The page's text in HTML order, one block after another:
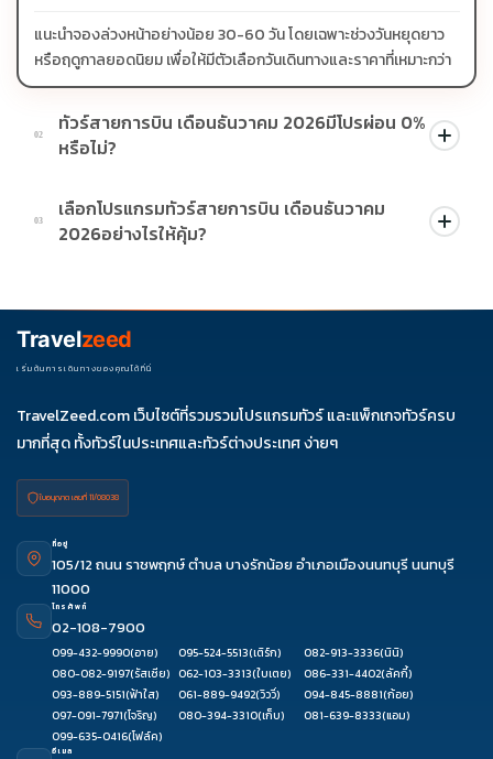
แนะนำจองล่วงหน้าอย่างน้อย 30-60 วัน โดยเฉพาะช่วงวันหยุดยาว
หรือฤดูกาลยอดนิยม เพื่อให้มีตัวเลือกวันเดินทางและราคาที่เหมาะกว่า
02
ทัวร์สายการบิน เดือนธันวาคม 2026มีโปรผ่อน 0%
หรือไม่?
บางโปรแกรมมีโปรผ่อน 0% หรือโปรโมชั่นบัตรเครดิตตามเงื่อนไขที่
บริษัทกำหนด สามารถดูสัญลักษณ์โปรโมชั่นในรายการทัวร์แต่ละ
รายการได้
03
เลือกโปรแกรมทัวร์สายการบิน เดือนธันวาคม
2026อย่างไรให้คุ้ม?
ช่วงราคา ไม่ควรเทียบจากราคาต่ำสุดเพียงอย่างเดียว
Travelzeed
เริ่มต้นการเดินทางของคุณได้ที่นี่
TravelZeed.com เว็บไซต์ที่รวมรวมโปรแกรมทัวร์ และแพ็กเกจทัวร์ครบ
มากที่สุด ทั้งทัวร์ในประเทศและทัวร์ต่างประเทศ ง่ายๆ
ใบอนุญาต เลขที่ 11/08038
ที่อยู่
105/12 ถนน ราชพฤกษ์ ตำบล บางรักน้อย อำเภอเมืองนนทบุรี นนทบุรี
11000
โทรศัพท์
02-108-7900
099-432-9990(อาย) 095-524-5513(เติร์ก) 082-913-3336(นินิ)
080-082-9197(รัสเซีย) 062-103-3313(ใบเตย) 086-331-4402(ลัคกี้)
093-889-5151(ฟ้าใส) 061-889-9492(วิววี่) 094-845-8881(ก้อย)
097-091-7971(โจริญ) 080-394-3310(เก็บ) 081-639-8333(แอม)
099-635-0416(โฟล์ค)
อีเมล